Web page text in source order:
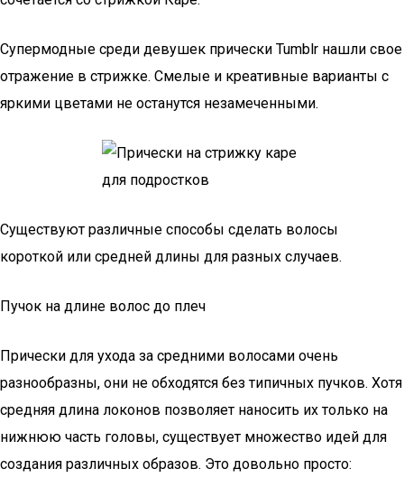
Супермодные среди девушек прически Tumblr нашли свое
отражение в стрижке. Смелые и креативные варианты с
яркими цветами не останутся незамеченными.
Существуют различные способы сделать волосы
короткой или средней длины для разных случаев.
Пучок на длине волос до плеч
Прически для ухода за средними волосами очень
разнообразны, они не обходятся без типичных пучков. Хотя
средняя длина локонов позволяет наносить их только на
нижнюю часть головы, существует множество идей для
создания различных образов. Это довольно просто: